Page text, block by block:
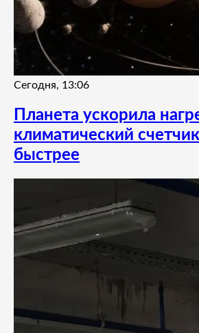
Сегодня, 13:06
Планета ускорила
климатический
быстрее